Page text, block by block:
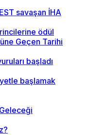
savaşan İHA
ödül
Geçen Tarihi
başladı
başlamak